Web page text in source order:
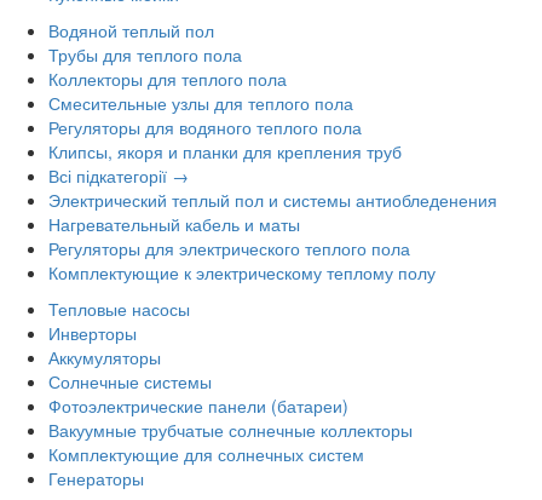
Водяной теплый пол
Трубы для теплого пола
Коллекторы для теплого пола
Смесительные узлы для теплого пола
Регуляторы для водяного теплого пола
Клипсы, якоря и планки для крепления труб
Всі підкатегорії →
Электрический теплый пол и системы антиобледенения
Нагревательный кабель и маты
Регуляторы для электрического теплого пола
Комплектующие к электрическому теплому полу
Тепловые насосы
Инверторы
Аккумуляторы
Солнечные системы
Фотоэлектрические панели (батареи)
Вакуумные трубчатые солнечные коллекторы
Комплектующие для солнечных систем
Генераторы